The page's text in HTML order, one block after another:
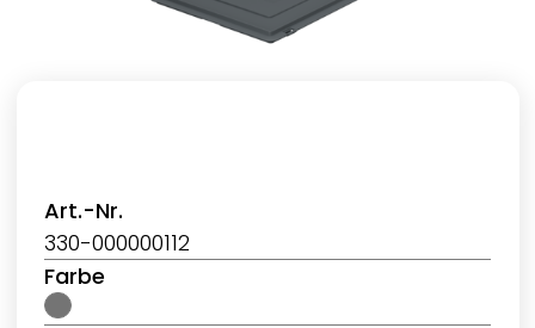
Art.-Nr.
330-000000112
Farbe